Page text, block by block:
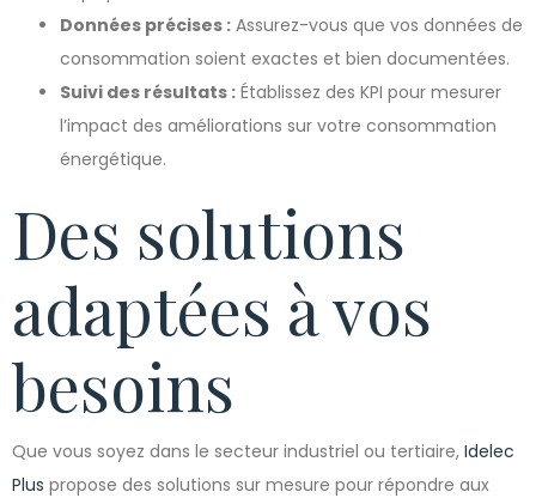
Données précises : Assurez-vous que vos données de
consommation soient exactes et bien documentées.
Suivi des résultats : Établissez des KPI pour mesurer
l’impact des améliorations sur votre consommation
énergétique.
Des solutions
adaptées à vos
besoins
Que vous soyez dans le secteur industriel ou tertiaire, Idelec
Plus propose des solutions sur mesure pour répondre aux